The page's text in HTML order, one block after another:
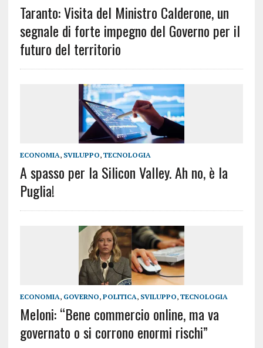
Taranto: Visita del Ministro Calderone, un
segnale di forte impegno del Governo per il
futuro del territorio
ECONOMIA, SVILUPPO, TECNOLOGIA
A spasso per la Silicon Valley. Ah no, è la
Puglia!
ECONOMIA, GOVERNO, POLITICA, SVILUPPO, TECNOLOGIA
Meloni: “Bene commercio online, ma va
governato o si corrono enormi rischi”